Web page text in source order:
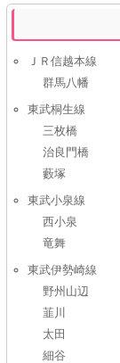
ＪＲ信越本線
群馬八幡
東武桐生線
三枚橋
治良門橋
藪塚
東武小泉線
西小泉
竜舞
東武伊勢崎線
野州山辺
韮川
太田
細谷